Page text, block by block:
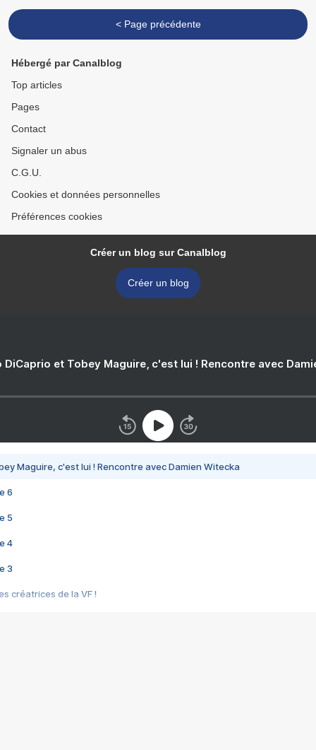
< Page précédente
Hébergé par Canalblog
Top articles
Pages
Contact
Signaler un abus
C.G.U.
Cookies et données personnelles
Préférences cookies
Créer un blog sur Canalblog
Créer un blog
DiCaprio et Tobey Maguire, c'est lui ! Rencontre avec
Maguire, c'est lui ! Rencontre avec Damien Witecka
6
5
4
3
créatrices de la VF !